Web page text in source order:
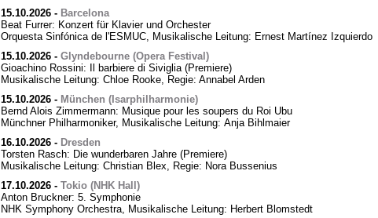
15.10.2026- Barcelona
Beat Furrer: Konzert für Klavier und Orchester
Orquesta Sinfónica de l'ESMUC, Musikalische Leitung: Ernest Martínez Izquierdo
15.10.2026- Glyndebourne (Opera Festival)
Gioachino Rossini: Il barbiere di Siviglia (Premiere)
Musikalische Leitung: Chloe Rooke, Regie: Annabel Arden
15.10.2026- München (Isarphilharmonie)
Bernd Alois Zimmermann: Musique pour les soupers du Roi Ubu
Münchner Philharmoniker, Musikalische Leitung: Anja Bihlmaier
16.10.2026- Dresden
Torsten Rasch: Die wunderbaren Jahre (Premiere)
Musikalische Leitung: Christian Blex, Regie: Nora Bussenius
17.10.2026- Tokio (NHK Hall)
Anton Bruckner: 5. Symphonie
NHK Symphony Orchestra, Musikalische Leitung: Herbert Blomstedt